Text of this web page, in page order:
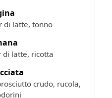
di latte, tonno
di latte, ricotta
crudo, rucola,